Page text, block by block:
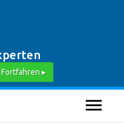
Fortfahren ▸